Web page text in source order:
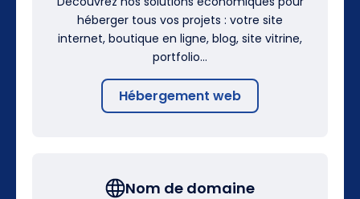
héberger tous vos projets : votre site
internet, boutique en ligne, blog, site vitrine,
portfolio…
Hébergement web
Nom de domaine